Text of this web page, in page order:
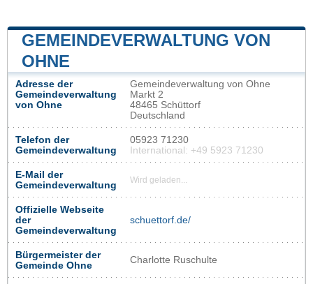
GEMEINDEVERWALTUNG VON
OHNE
Adresse der
Gemeindeverwaltung
von Ohne
Gemeindeverwaltung von Ohne
Markt 2
48465 Schüttorf
Deutschland
Telefon der
Gemeindeverwaltung
05923 71230
International: +49 5923 71230
E-Mail der
Gemeindeverwaltung
Wird geladen...
Offizielle Webseite
der
Gemeindeverwaltung
schuettorf.de/
Bürgermeister der
Gemeinde Ohne
Charlotte Ruschulte